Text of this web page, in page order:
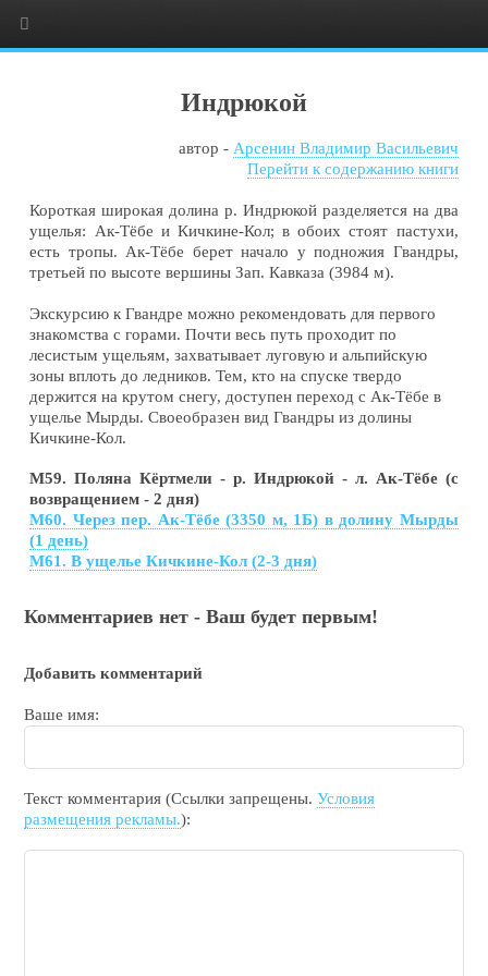
Индрюкой
автор - Арсенин Владимир Васильевич
Перейти к содержанию книги
Короткая широкая долина р. Индрюкой разделяется на два
ущелья: Ак-Тёбе и Кичкине-Кол; в обоих стоят пастухи,
есть тропы. Ак-Тёбе берет начало у подножия Гвандры,
третьей по высоте вершины Зап. Кавказа (3984 м).
Экскурсию к Гвандре можно рекомендовать для первого
знакомства с горами. Почти весь путь проходит по
лесистым ущельям, захватывает луговую и альпийскую
зоны вплоть до ледников. Тем, кто на спуске твердо
держится на крутом снегу, доступен переход с Ак-Тёбе в
ущелье Мырды. Своеобразен вид Гвандры из долины
Кичкине-Кол.
М59. Поляна Кёртмели - р. Индрюкой - л. Ак-Тёбе (с
возвращением - 2 дня)
М60. Через пер. Ак-Тёбе (3350 м, 1Б) в долину Мырды
(1 день)
М61. В ущелье Кичкине-Кол (2-3 дня)
Комментариев нет - Ваш будет первым!
Добавить комментарий
Ваше имя:
Текст комментария (Ссылки запрещены.Условия
размещения рекламы.):